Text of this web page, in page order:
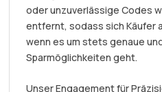
oder unzuverlässige Codes
entfernt, sodass sich Käufer
wenn es um stets genaue
Sparmöglichkeiten geht.
Unser Engagement für